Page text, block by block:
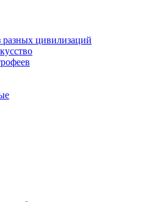
разных цивилизаций